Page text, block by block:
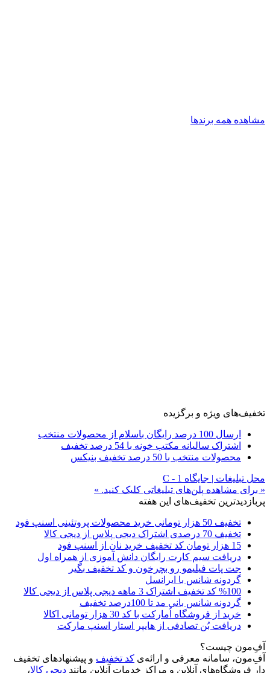
مشاهده همه برندها
تخفیف‌های ویژه و برگزیده
ارسال 100 درصد رایگان باسلام از محصولات منتخب
اشتراک سالیانه مکتب خونه با 54 درصد تخفیف
محصولات منتخب با 50 درصد تخفیف بنیکس
محل تبلیغات | جایگاه C - 1
« برای مشاهده پلن‌های تبلیغاتی کلیک کنید. »
پربازدیدترین تخفیف‌های این هفته
تخفیف 50 هزار تومانی خرید محصولات پروتئینی اسنپ فود
تخفیف 70 درصدی اشتراک دیجی پلاس از دیجی کالا
15 هزار تومان کد تخفیف خرید نان از اسنپ فود
دریافت سیم کارت رایگان دانش آموزی از همراه اول
جت پات فیلیمو رو بچرخون و کد تخفیف بگیر
گردونه شانس با ایرانسل
%100 کد تخفیف اشتراک 3 ماهه دیجی پلاس از دیجی کالا
گردونه شانس بانی مد تا 100درصد تخفیف
خرید از فروشگاه اُمارکت با کد 30 هزار تومانی اکالا
دریافت بُن تصادفی از هایپر استار اسنپ مارکت
آفِ‌مون چیست؟
آفِ‌مون، سامانه معرفی و ارائه‌ی کد تخفیف و پیشنهادهای تخفیف
دار فروشگاه‌های آنلاین و مراکز خدمات آنلاین مانند دیجی کالا،